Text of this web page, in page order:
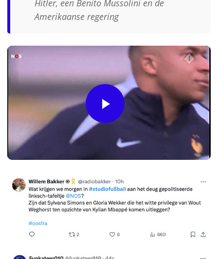
Hitler, een Benito Mussolini en de
Amerikaanse regering
Play
Video